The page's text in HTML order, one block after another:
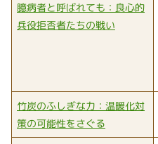
臆病者と呼ばれても：良心的
兵役拒否者たちの戦い
竹炭のふしぎな力：温暖化対
策の可能性をさぐる